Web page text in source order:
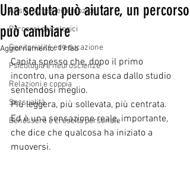
Ansia, stress ed emozioni
Percorsi psicologici
Genitorialità ed educazione
Psicologia e neuroscienze
Relazioni e coppia
Sessualità
Benessere e crescita personale
Una seduta può aiutare, un percorso
può cambiare
Aggiornamento:19 feb
Capita spesso che, dopo il primo
incontro, una persona esca dallo studio
sentendosi meglio.
Più leggera, più sollevata, più centrata.
Ed è una sensazione reale, importante,
che dice che qualcosa ha iniziato a
muoversi.